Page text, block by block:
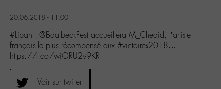
20.06.2018 - 11:00
#Liban : @BaalbeckFest accueillera M_Chedid, l’artiste
français le plus récompensé aux #victoires2018…
https://t.co/wiORU2y9KR
Voir sur twitter